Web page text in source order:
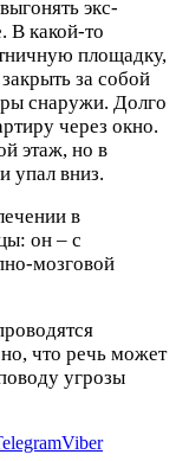
экс-
В какой-то
площадку,
за собой
снаружи. Долго
через окно.
этаж, но в
упал вниз.
в
он – с
мозговой
что речь может
угрозы
Viber